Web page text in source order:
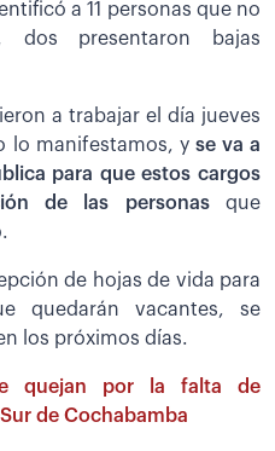
a 11 personas que no
dos presentaron bajas
a trabajar el día jueves
lo manifestamos, y se va a
para que estos cargos
de las personas que
de hojas de vida para
quedarán vacantes, se
los próximos días.
quejan por la falta de
de Cochabamba